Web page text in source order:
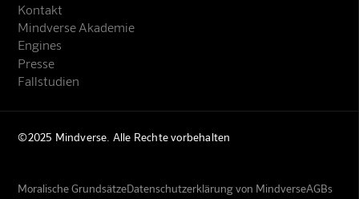
Kontakt
Mindverse Akademie
Engines
Presse
Fallstudien
©2025 Mindverse. Alle Rechte vorbehalten
Moralische GrundsätzeDatenschutzerklärung von MindverseAGBs